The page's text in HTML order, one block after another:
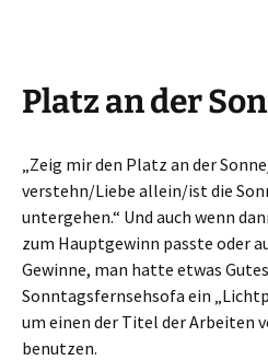
Platz an der
„Zeig mir den Platz an der
verstehn/Liebe allein/ist die
untergehen.“ Und auch wenn
zum Hauptgewinn passte oder
Gewinne, man hatte etwas
Sonntagsfernsehsofa ein
um einen der Titel der Arbeiten
benutzen.